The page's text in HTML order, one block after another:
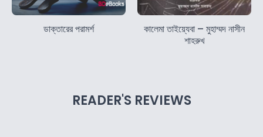
ডাক্তারের পরামর্শ
কালেমা তাইয়্যেবা – মুহাম্মদ নাসীন
শাহরুখ
READER'S REVIEWS